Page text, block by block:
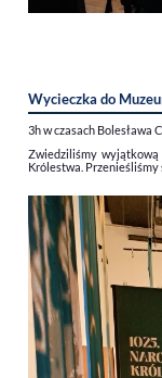
Wycieczka do
3h w czasach Bolesława
Zwiedziliśmy
Królestwa.